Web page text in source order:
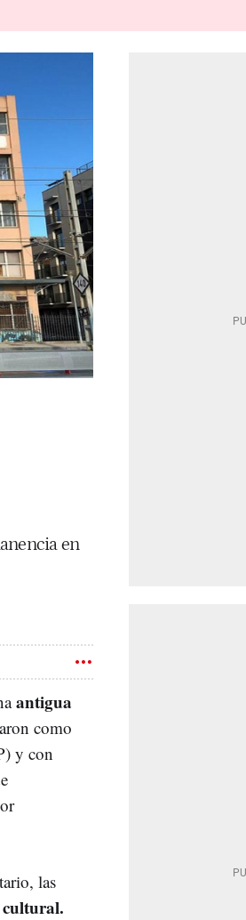
en
antigua
como
y con
las
cultural.